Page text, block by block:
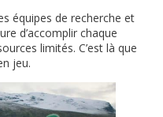
équipes de recherche et
d’accomplir chaque
limités. C’est là que
jeu.